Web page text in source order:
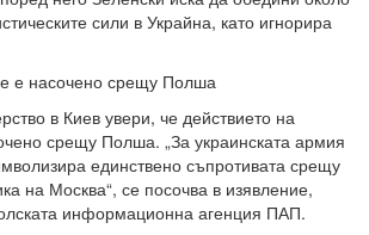
сили в Украйна, като игнорира
е насочено срещу Полша
в Киев увери, че действието на
срещу Полша. „За украинската армия
единствено съпротивата срещу
на Москва“, се посочва в изявление,
информационна агенция ПАП.